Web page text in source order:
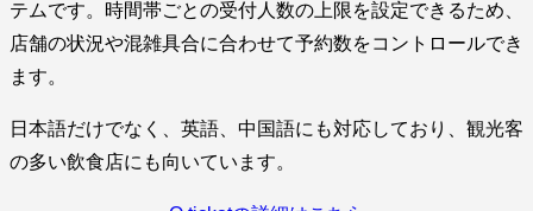
テムです。時間帯ごとの受付人数の上限を設定できるため、
店舗の状況や混雑具合に合わせて予約数をコントロールでき
ます。
日本語だけでなく、英語、中国語にも対応しており、観光客
の多い飲食店にも向いています。